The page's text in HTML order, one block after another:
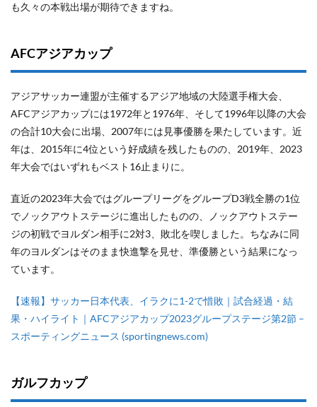
も久々の本戦出場が期待できますね。
AFCアジアカップ
アジアサッカー連盟が主催するアジア地域の大陸選手権大会、
AFCアジアカップには1972年と1976年、そして1996年以降の大会
の合計10大会に出場、2007年には見事優勝を果たしています。近
年は、2015年に4位という好成績を残したものの、2019年、2023
年大会ではいずれもベスト16止まりに。
直近の2023年大会ではグループリーグをグループD3戦全勝の1位
でノックアウトステージに進出したものの、ノックアウトステー
ジの初戦でヨルダン相手に2対3、敗北を喫しました。ちなみに同
年のヨルダンはそのまま快進撃を見せ、準優勝という結果になっ
ています。
【速報】サッカー日本代表、イラクに1-2で惜敗｜試合経過・結
果・ハイライト｜AFCアジアカップ2023グループステージ第2節 –
スポーティングニュース (sportingnews.com)
ガルフカップ